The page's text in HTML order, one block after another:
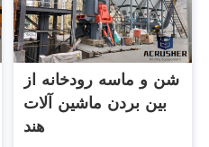
شن و ماسه رودخانه از
بین بردن ماشین آلات
هند